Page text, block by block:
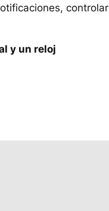
controlar
y un reloj